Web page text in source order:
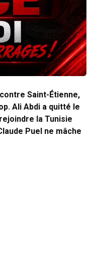
Saint-Étienne,
Ali Abdi a quitté le
la Tunisie
Puel ne mâche